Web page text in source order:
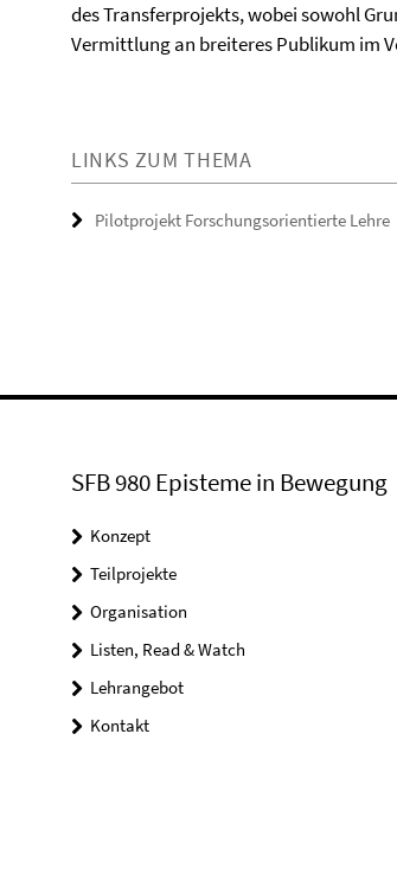
des Transferprojekts, wobei sowohl
Vermittlung an breiteres Publikum im
LINKS ZUM THEMA
Pilotprojekt Forschungsorientierte Lehre
SFB 980 Episteme in Bewegung
Konzept
Teilprojekte
Organisation
Listen, Read & Watch
Lehrangebot
Kontakt